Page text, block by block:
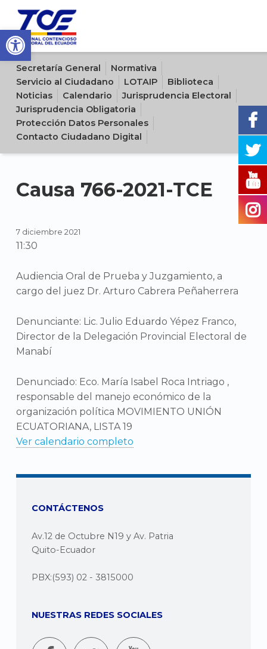
Open toolbar
Sitio oficial del Tribunal Contencioso Electoral del Ecuador
Secretaría General
Normativa
Servicio al Ciudadano
LOTAIP
Biblioteca
Noticias
Calendario
Jurisprudencia Electoral
Jurisprudencia Obligatoria
Protección Datos Personales
Contacto Ciudadano Digital
Causa 766-2021-TCE
7 diciembre 2021
11:30
Audiencia Oral de Prueba y Juzgamiento, a
cargo del juez Dr. Arturo Cabrera Peñaherrera
Denunciante: Lic. Julio Eduardo Yépez Franco,
Director de la Delegación Provincial Electoral de
Manabí
Denunciado: Eco. María Isabel Roca Intriago ,
responsable del manejo económico de la
organización política MOVIMIENTO UNIÓN
ECUATORIANA, LISTA 19
Ver calendario completo
CONTÁCTENOS
Av.12 de Octubre N19 y Av. Patria
Quito-Ecuador
PBX:(593) 02 - 3815000
NUESTRAS REDES SOCIALES